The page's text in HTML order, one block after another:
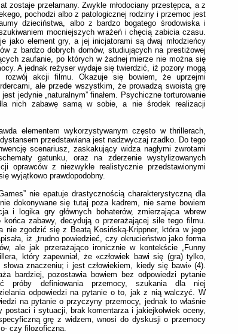
zostaje przełamany. Zwykle młodociany przestępca, a z
pochodzi albo z patologicznej rodziny i przemoc jest
dzieciństwa, albo z bardzo bogatego środowiska i
mocniejszych wrażeń i chęcią zabicia czasu.
jako element gry, a jej inicjatorami są dwaj młodzieńcy
z bardzo dobrych domów, studiujących na prestiżowej
zaufanie, po których w żadnej mierze nie można się
A jednak reżyser wydaje się twierdzić, iż pozory mogą
akcji filmu. Okazuje się bowiem, że uprzejmi
ale przede wszystkim, że prowadzą swoistą grę
jedynie „naturalnym” finałem. Psychiczne torturowanie
nich zabawę samą w sobie, a nie środek realizacji
elementem wykorzystywanym często w thrillerach,
przedstawiana jest nadzwyczaj rzadko. Do tego
scenariusz, zaskakujący widza nagłymi zwrotami
gatunku, oraz na zderzenie wystylizowanych
oprawców z niezwykle realistycznie przedstawionymi
wyjątkowo prawdopodobny.
nie epatuje drastycznością charakterystyczną dla
dokonywane się tutaj poza kadrem, nie same bowiem
i logika gry głównych bohaterów, zmierzająca wbrew
zabawy, decydują o przerażającej sile tego filmu.
nie zgodzić się z Beatą Kosińską-Krippner, która w jego
iż „trudno powiedzieć, czy okrucieństwo jako forma
ale jak przerażająco ironicznie w kontekście „Funny
który zapewniał, że «człowiek bawi się (gra) tylko,
znaczeniu; i jest człowiekiem, kiedy się bawi» (4).
bardziej, pozostawia bowiem bez odpowiedzi pytanie
próby definiowania przemocy, szukania dla niej
odpowiedzi na pytanie o to, jak z nią walczyć. W
na pytanie o przyczyny przemocy, jednak to właśnie
postaci i sytuacji, brak komentarza i jakiejkolwiek oceny,
grę z widzem, wnosi do dyskusji o przemocy
czy filozoficzna.